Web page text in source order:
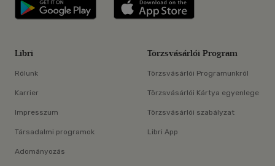
Libri applikáció Szerezd meg: Google
Libri
Rólunk
Karrier
Impresszum
Társadalmi programok
Adományozás
Törzsvásárlói Program
Törzsvásárlói Programunkról
Törzsvásárlói Kártya egyenlege
Törzsvásárlói szabályzat
Libri App